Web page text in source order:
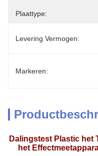
Plaattype:
Levering Vermogen:
Markeren:
Dalingstest Plastic het
het